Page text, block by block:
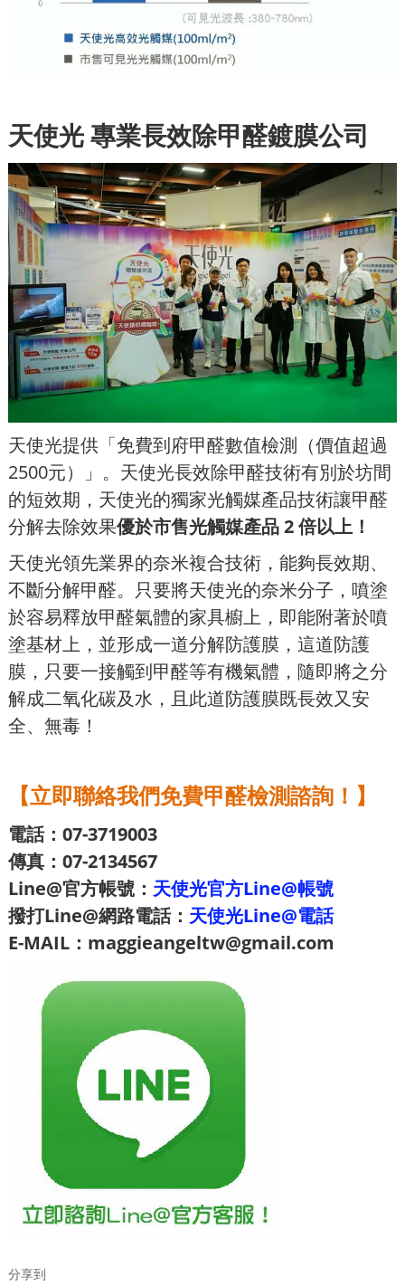
天使光 專業長效除甲醛鍍膜公司
天使光提供「免費到府甲醛數值檢測（價值超過
2500元）」。天使光長效除甲醛技術有別於坊間
的短效期，天使光的獨家光觸媒產品技術讓甲醛
分解去除效果優於市售光觸媒產品 2 倍以上！
天使光領先業界的奈米複合技術，能夠長效期、
不斷分解甲醛。只要將天使光的奈米分子，噴塗
於容易釋放甲醛氣體的家具櫥上，即能附著於噴
塗基材上，並形成一道分解防護膜，這道防護
膜，只要一接觸到甲醛等有機氣體，隨即將之分
解成二氧化碳及水，且此道防護膜既長效又安
全、無毒！
【立即聯絡我們免費甲醛檢測諮詢！】
電話：07-3719003
傳真：07-2134567
Line@官方帳號： 天使光官方Line@帳號
撥打Line@網路電話： 天使光Line@電話
E-MAIL：maggieangeltw@gmail.com
分享到